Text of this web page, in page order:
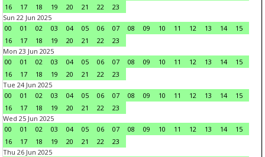
16
17 18 19 20 21 22
23
Sun 22 Jun 2025
00
01 02 03 04 05 06 07 08 09 10 11 12 13 14
15
16
17 18 19 20 21 22
23
Mon 23 Jun 2025
00
01 02 03 04 05 06 07 08 09 10 11 12 13 14
15
16
17 18 19 20 21 22
23
Tue 24 Jun 2025
00
01 02 03 04 05 06 07 08 09 10 11 12 13 14
15
16
17 18 19 20 21 22
23
Wed 25 Jun 2025
00
01 02 03 04 05 06 07 08 09 10 11 12 13 14
15
16
17 18 19 20 21 22
23
Thu 26 Jun 2025